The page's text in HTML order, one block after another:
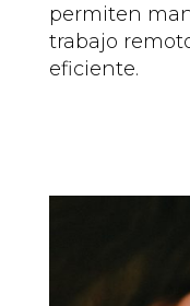
permiten
trabajo
eficiente.